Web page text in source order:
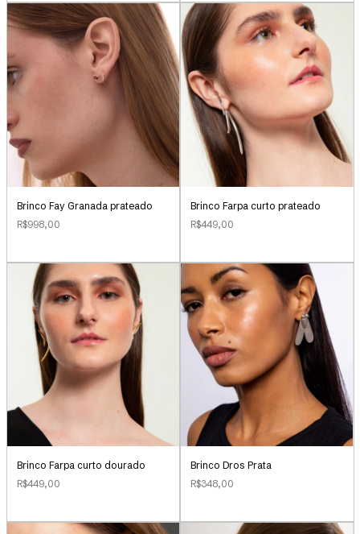
Brinco Fay Granada prateado
R$998,00
Brinco Farpa curto prateado
R$449,00
Brinco Farpa curto dourado
R$449,00
Brinco Dros Prata
R$348,00